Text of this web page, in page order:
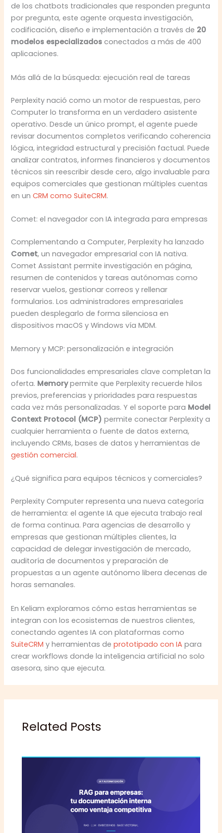
de los chatbots tradicionales que responden pregunta
por pregunta, este agente orquesta investigación,
codificación, diseño e implementación a través de 20
modelos especializados conectados a más de 400
aplicaciones.
Más allá de la búsqueda: ejecución real de tareas
Perplexity nació como un motor de respuestas, pero
Computer lo transforma en un verdadero asistente
operativo. Desde un único prompt, el agente puede
revisar documentos completos verificando coherencia
lógica, integridad estructural y precisión factual. Puede
analizar contratos, informes financieros y documentos
técnicos sin reescribir desde cero, algo invaluable para
equipos comerciales que gestionan múltiples cuentas
en unCRM como SuiteCRM.
Comet: el navegador con IA integrada para empresas
Complementando a Computer, Perplexity ha lanzado
Comet, un navegador empresarial con IA nativa.
Comet Assistant permite investigación en página,
resumen de contenidos y tareas autónomas como
reservar vuelos, gestionar correos y rellenar
formularios. Los administradores empresariales
pueden desplegarlo de forma silenciosa en
dispositivos macOS y Windows vía MDM.
Memory y MCP: personalización e integración
Dos funcionalidades empresariales clave completan la
oferta. Memorypermite que Perplexity recuerde hilos
previos, preferencias y prioridades para respuestas
cada vez más personalizadas. Y el soporte para Model
Context Protocol (MCP) permite conectar Perplexity a
cualquier herramienta o fuente de datos externa,
incluyendo CRMs, bases de datos y herramientas de
gestión comercial.
¿Qué significa para equipos técnicos y comerciales?
Perplexity Computer representa una nueva categoría
de herramienta: el agente IA que ejecuta trabajo real
de forma continua. Para agencias de desarrollo y
empresas que gestionan múltiples clientes, la
capacidad de delegar investigación de mercado,
auditoría de documentos y preparación de
propuestas a un agente autónomo libera decenas de
horas semanales.
En Keliam exploramos cómo estas herramientas se
integran con los ecosistemas de nuestros clientes,
conectando agentes IA con plataformas como
SuiteCRM y herramientas deprototipado con IA para
crear workflows donde la inteligencia artificial no solo
asesora, sino que ejecuta.
Related Posts